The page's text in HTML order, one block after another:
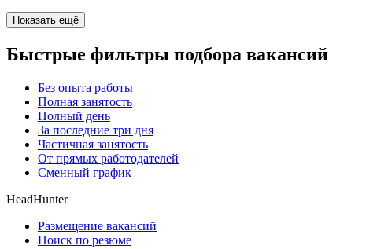
Показать ещё
Быстрые фильтры подбора вакансий
Без опыта работы
Полная занятость
Полный день
За последние три дня
Частичная занятость
От прямых работодателей
Сменный график
HeadHunter
Размещение вакансий
Поиск по резюме